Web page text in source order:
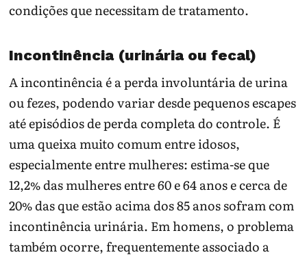
condições que necessitam de tratamento.
Incontinência (urinária ou fecal)
A incontinência é a perda involuntária de urina
ou fezes, podendo variar desde pequenos escapes
até episódios de perda completa do controle. É
uma queixa muito comum entre idosos,
especialmente entre mulheres: estima-se que
12,2% das mulheres entre 60 e 64 anos e cerca de
20% das que estão acima dos 85 anos sofram com
incontinência urinária. Em homens, o problema
também ocorre, frequentemente associado a